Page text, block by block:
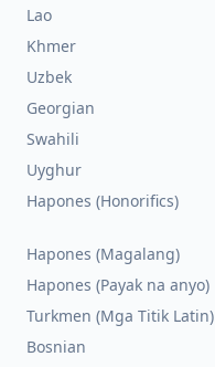
Lao
Khmer
Uzbek
Georgian
Swahili
Uyghur
Hapones (Honorifics)
Hapones (Magalang)
Hapones (Payak na anyo)
Turkmen (Mga Titik Latin)
Bosnian